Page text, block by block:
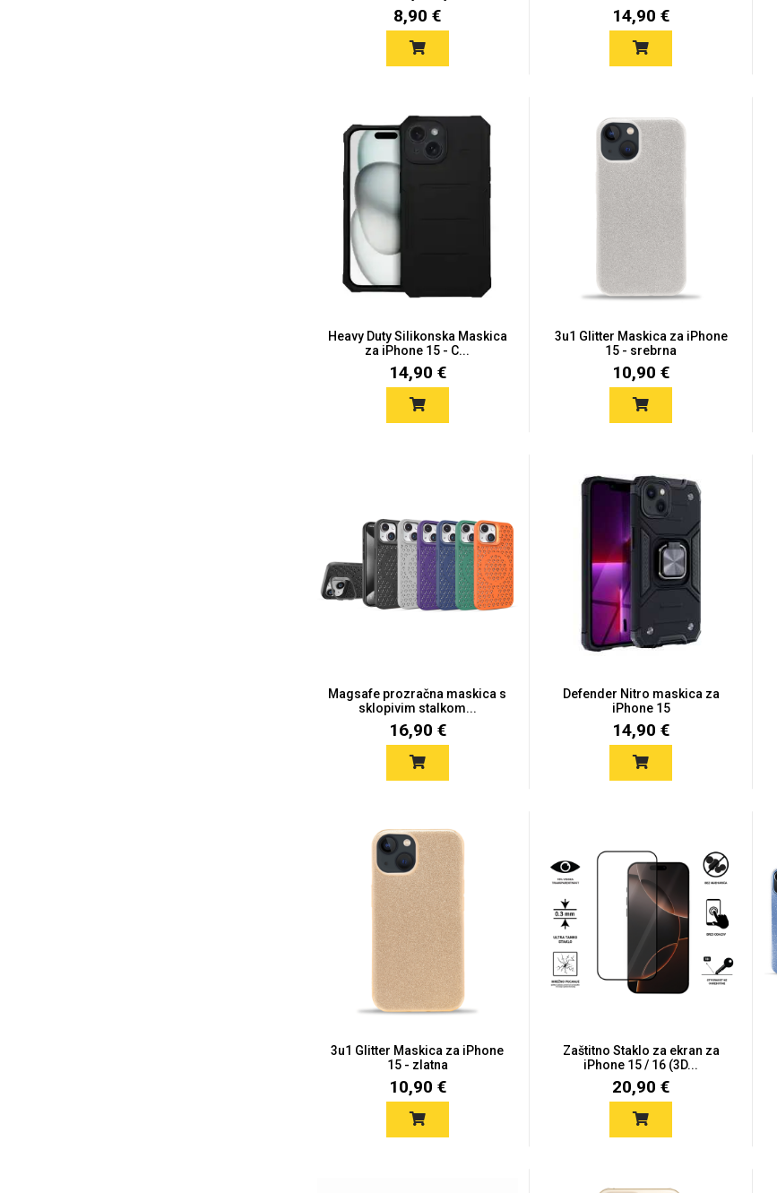
8,90 € 14,90 €
Heavy Duty Silikonska Maskica
za iPhone 15 - C...
14,90 €
3u1 Glitter Maskica za iPhone
15 - srebrna
10,90 €
Magsafe prozračna maskica s
sklopivim stalkom...
16,90 €
Defender Nitro maskica za
iPhone 15
14,90 €
3u1 Glitter Maskica za iPhone
15 - zlatna
10,90 €
Zaštitno Staklo za ekran za
iPhone 15 / 16 (3D...
20,90 €
Auto - Moto motivi
Sportski motivi